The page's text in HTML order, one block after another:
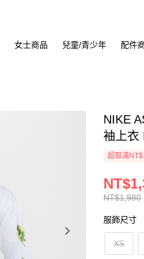
女士商品 兒童/青少年 配件
NIKE
袖上衣
超取滿
NT$1,980
服飾尺寸
XS